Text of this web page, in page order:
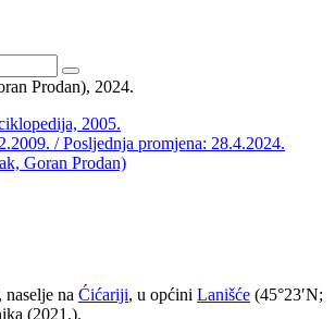
Prodan), 2024.
2005.
/ Posljednja promjena: 28.4.2024.
Goran Prodan)
naselje na Ćićariji, u općini Lanišće (45°23′N;
(2021.).